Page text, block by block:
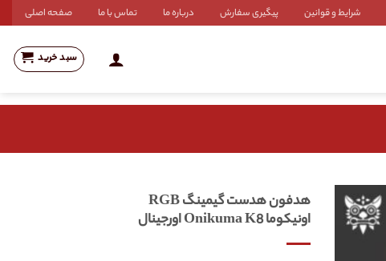
شرایط و قوانین پیگیری سفارش درباره ما تماس با ما صفحه اصلی
سبد خرید
هدفون هدست گیمینگ RGB
اونیکوما Onikuma K8 اورجینال